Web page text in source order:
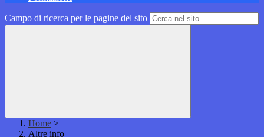
Campo di ricerca per le pagine del sito
Home >
Altre info